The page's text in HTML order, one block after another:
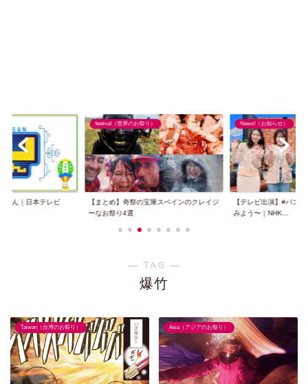
さん｜日本テレビ
festival（世界のお祭り）
【まとめ】奇祭の宝庫スペインのクレイジ
ーなお祭り4選
News!（お知らせ）
【テレビ出演】#バズ
みよう〜｜NHK...
― TAG ―
爆竹
Taiwan（台湾のお祭り） Asia（アジアのお祭り）